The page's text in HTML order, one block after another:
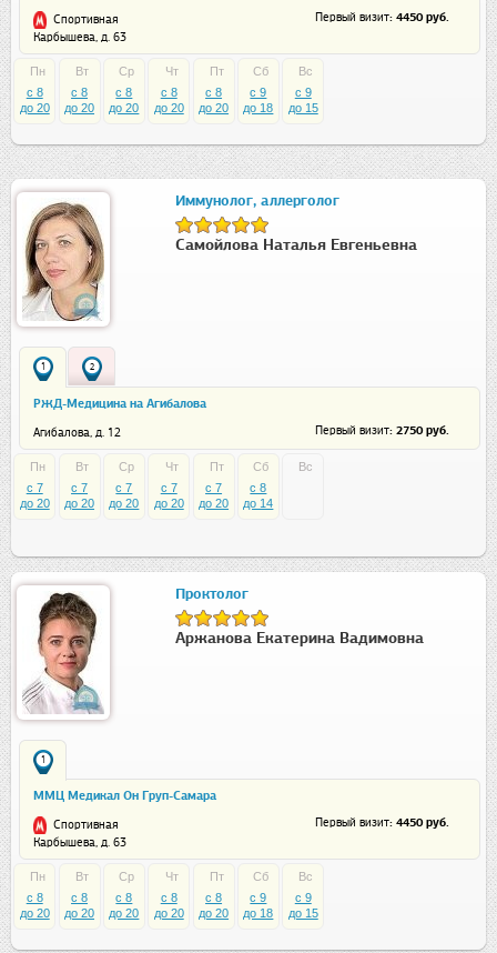
Спортивная
Карбышева, д. 63
Первый визит: 4450 руб.
Пн
c 8
до 20
Вт
c 8
до 20
Ср
c 8
до 20
Чт
c 8
до 20
Пт
c 8
до 20
Сб
c 9
до 18
Вс
c 9
до 15
Иммунолог, аллерголог
Самойлова Наталья Евгеньевна
1 2
РЖД-Медицина на Агибалова
Агибалова, д. 12 Первый визит: 2750 руб.
Пн
c 7
до 20
Вт
c 7
до 20
Ср
c 7
до 20
Чт
c 7
до 20
Пт
c 7
до 20
Сб
c 8
до 14
Вс
Проктолог
Аржанова Екатерина Вадимовна
1
ММЦ Медикал Он Груп-Самара
Спортивная
Карбышева, д. 63
Первый визит: 4450 руб.
Пн
c 8
до 20
Вт
c 8
до 20
Ср
c 8
до 20
Чт
c 8
до 20
Пт
c 8
до 20
Сб
c 9
до 18
Вс
c 9
до 15